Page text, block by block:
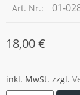
Art. Nr.: 01-
18,00€
inkl. MwSt. zzgl.